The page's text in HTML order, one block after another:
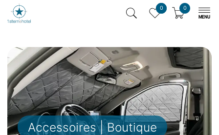
0 0
Accessoires | Boutique